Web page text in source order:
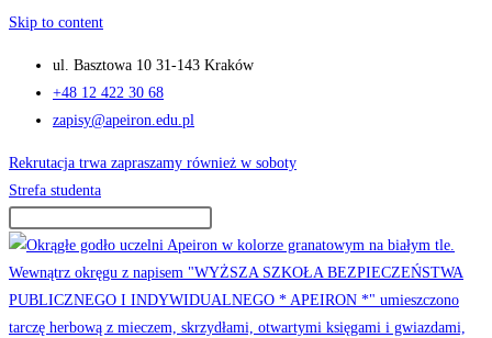
Skip to content
ul. Basztowa 10 31-143 Kraków
+48 12 422 30 68
zapisy@apeiron.edu.pl
Rekrutacja trwa zapraszamy również w soboty
Strefa studenta